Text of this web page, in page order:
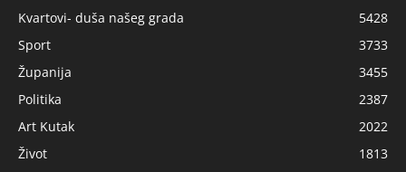
Kvartovi- duša našeg grada
5428
Sport
3733
Županija
3455
Politika
2387
Art Kutak
2022
Život
1813